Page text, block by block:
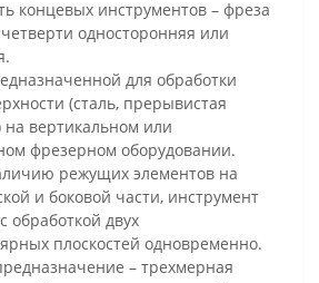
концевых инструментов – фреза
односторонняя или
для обработки
(сталь, прерывистая
на вертикальном или
фрезерном оборудовании.
режущих элементов на
и боковой части, инструмент
обработкой двух
плоскостей одновременно.
– трехмерная